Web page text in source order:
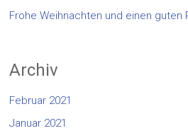
Frohe Weihnachten und einen guten
Archiv
Februar 2021
Januar 2021